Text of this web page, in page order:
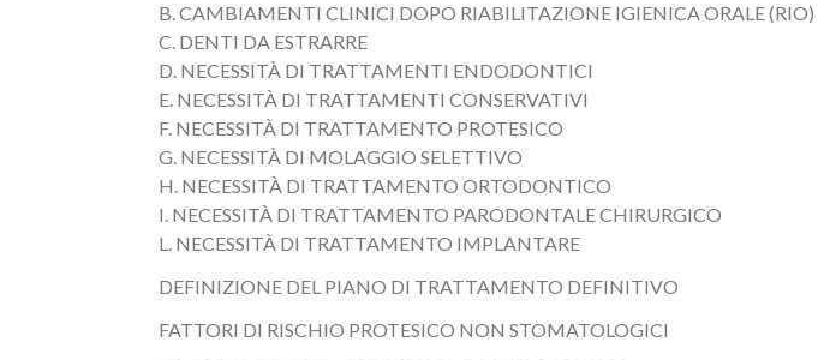
B. CAMBIAMENTI CLINICI DOPO RIABILITAZIONE IGIENICA ORALE (RIO)
C. DENTI DA ESTRARRE
D. NECESSITÀ DI TRATTAMENTI ENDODONTICI
E. NECESSITÀ DI TRATTAMENTI CONSERVATIVI
F. NECESSITÀ DI TRATTAMENTO PROTESICO
G. NECESSITÀ DI MOLAGGIO SELETTIVO
H. NECESSITÀ DI TRATTAMENTO ORTODONTICO
I. NECESSITÀ DI TRATTAMENTO PARODONTALE CHIRURGICO
L. NECESSITÀ DI TRATTAMENTO IMPLANTARE
DEFINIZIONE DEL PIANO DI TRATTAMENTO DEFINITIVO
FATTORI DI RISCHIO PROTESICO NON STOMATOLOGICI